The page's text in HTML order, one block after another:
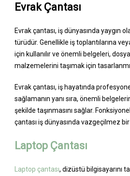
Evrak Çantası
Evrak çantası, iş dünyasında yaygın
türüdür. Genellikle iş toplantılarına
için kullanılır ve önemli belgeleri,
malzemelerini taşımak için
Evrak çantası, iş hayatında
sağlamanın yanı sıra, önemli
şekilde taşınmasını sağlar.
çantası iş dünyasında vazgeçilmez
Laptop Çantası
Laptop çantası, dizüstü bilgisayarını